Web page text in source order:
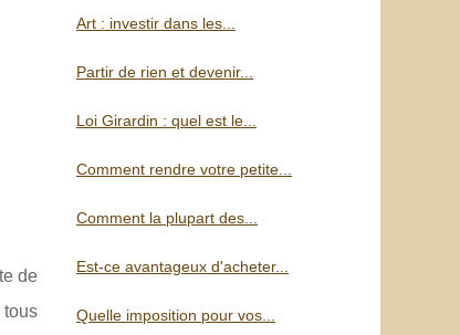
de
tous
Art : investir dans les...
Partir de rien et devenir...
Loi Girardin : quel est le...
Comment rendre votre petite...
Comment la plupart des...
Est-ce avantageux d'acheter...
Quelle imposition pour vos...